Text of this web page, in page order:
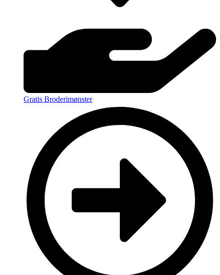
Gratis Broderimønster